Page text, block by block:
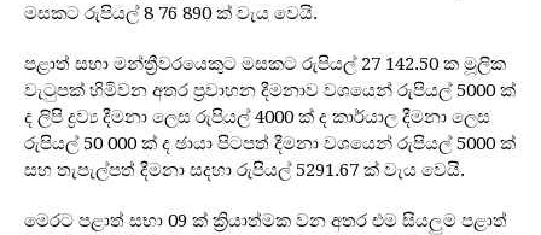
මසකට රුපියල් 8 76 890 ක් වැය වෙයි.
පළාත් සභා මන්ත්‍රීවරයෙකුට මසකට රුපියල් 27 142.50 ක මූලික
වැටුපක් හිමිවන අතර ප්‍රවාහන දීමනාව වශයෙන් රුපියල් 5000 ක්
ද ලිපි ද්‍රව්‍ය දීමනා ලෙස රුපියල් 4000 ක් ද කාර්යාල දීමනා ලෙස
රුපියල් 50 000 ක් ද ඡායා පිටපත් දීමනා වශයෙන් රුපියල් 5000 ක්
සහ තැපැල්පත් දීමනා සදහා රුපියල් 5291.67 ක් වැය වෙයි.
මෙරට පළාත් සභා 09 ක් ක්‍රියාත්මක වන අතර එම සියලුම පළාත්